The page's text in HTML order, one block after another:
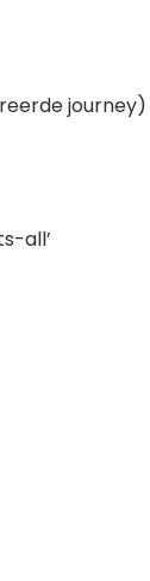
journey)
all’